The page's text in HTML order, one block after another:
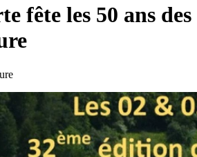
fête les 50 ans des